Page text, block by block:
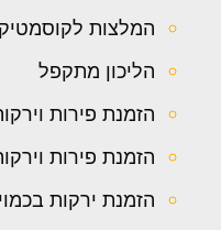
המלצות
הליכון מתקפל
הזמנת פירות
הזמנת פירות
הזמנת ירקות